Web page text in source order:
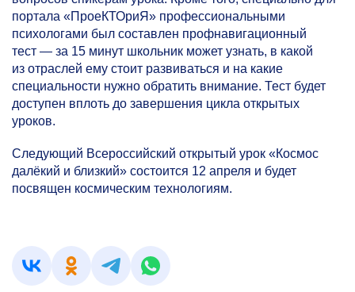
портала «ПроеКТОриЯ» профессиональными
психологами был составлен профнавигационный
тест — за 15 минут школьник может узнать, в какой
из отраслей ему стоит развиваться и на какие
специальности нужно обратить внимание. Тест будет
доступен вплоть до завершения цикла открытых
уроков.
Следующий Всероссийский открытый урок «Космос
далёкий и близкий» состоится 12 апреля и будет
посвящен космическим технологиям.